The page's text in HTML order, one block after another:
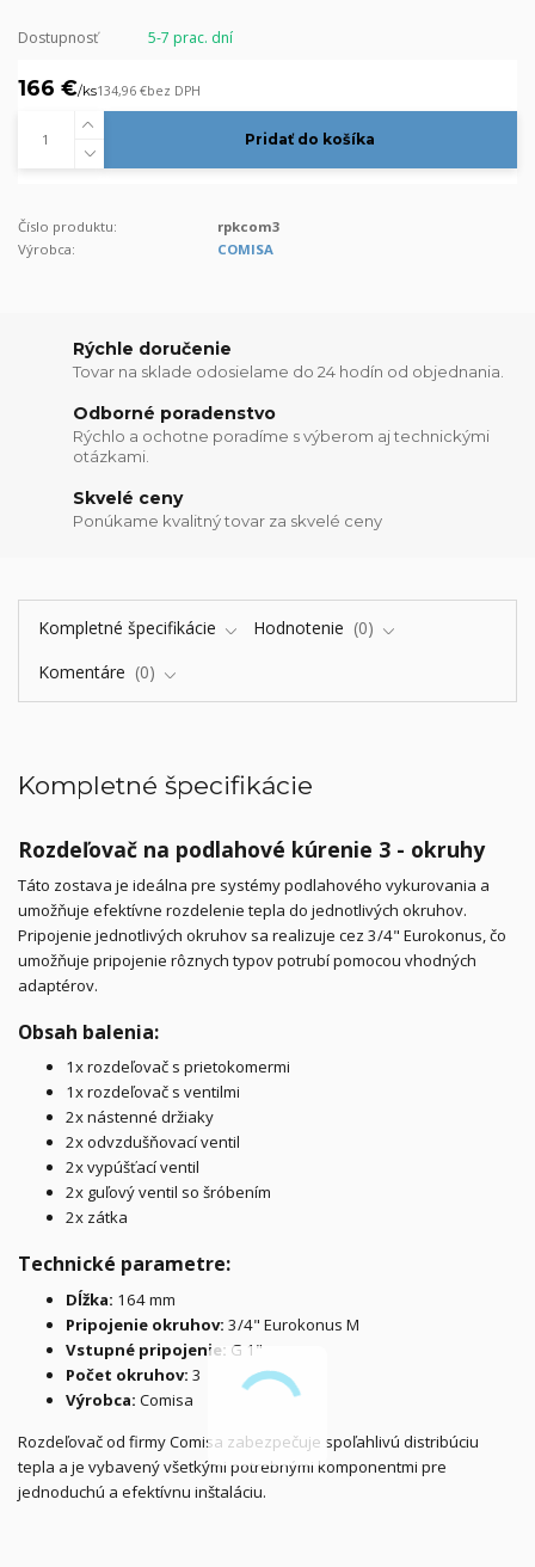
Dostupnosť 5-7 prac. dní
166 €/ks134,96 €bez DPH
Pridať do košíka
Číslo produktu:
rpkcom3
Výrobca:
COMISA
Rýchle doručenie
Tovar na sklade odosielame do 24 hodín od objednania.
Odborné poradenstvo
Rýchlo a ochotne poradíme s výberom aj technickými
otázkami.
Skvelé ceny
Ponúkame kvalitný tovar za skvelé ceny
Kompletné špecifikácie Hodnotenie
0
Komentáre
0
Kompletné špecifikácie
Rozdeľovač na podlahové kúrenie 3 - okruhy
Táto zostava je ideálna pre systémy podlahového vykurovania a
umožňuje efektívne rozdelenie tepla do jednotlivých okruhov.
Pripojenie jednotlivých okruhov sa realizuje cez 3/4" Eurokonus, čo
umožňuje pripojenie rôznych typov potrubí pomocou vhodných
adaptérov.
Obsah balenia:
1x rozdeľovač s prietokomermi
1x rozdeľovač s ventilmi
2x nástenné držiaky
2x odvzdušňovací ventil
2x vypúšťací ventil
2x guľový ventil so šróbením
2x zátka
Technické parametre:
Dĺžka: 164 mm
Pripojenie okruhov: 3/4" Eurokonus M
Vstupné pripojenie: G 1"
Počet okruhov: 3
Výrobca: Comisa
Rozdeľovač od firmy Comisa zabezpečuje spoľahlivú distribúciu
tepla a je vybavený všetkými potrebnými komponentmi pre
jednoduchú a efektívnu inštaláciu.